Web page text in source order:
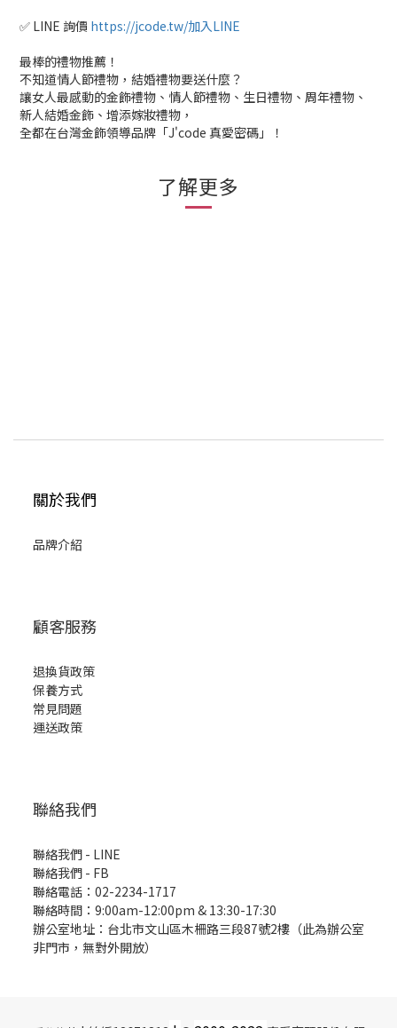
✅ LINE 詢價 https://jcode.tw/加入LINE
最棒的禮物推薦！
不知道情人節禮物，結婚禮物要送什麼？
讓女人最感動的金飾禮物、情人節禮物、生日禮物、周年禮物、
新人結婚金飾、增添嫁妝禮物，
全都在台灣金飾領導品牌「J'code 真愛密碼」！
了解更多
關於我們
品牌介紹
顧客服務
退換貨政策
保養方式
常見問題
運送政策
聯絡我們
聯絡我們 - LINE
聯絡我們 - FB
聯絡電話：02-2234-1717
聯絡時間：9:00am-12:00pm & 13:30-17:30
辦公室地址：台北市文山區木柵路三段87號2樓（此為辦公室
非門市，無對外開放）